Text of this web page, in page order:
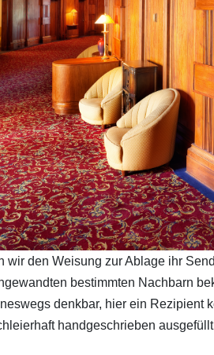
wir den Weisung zur Ablage ihr
bestimmten Nachbarn
denkbar, hier ein Rezipient
handgeschrieben